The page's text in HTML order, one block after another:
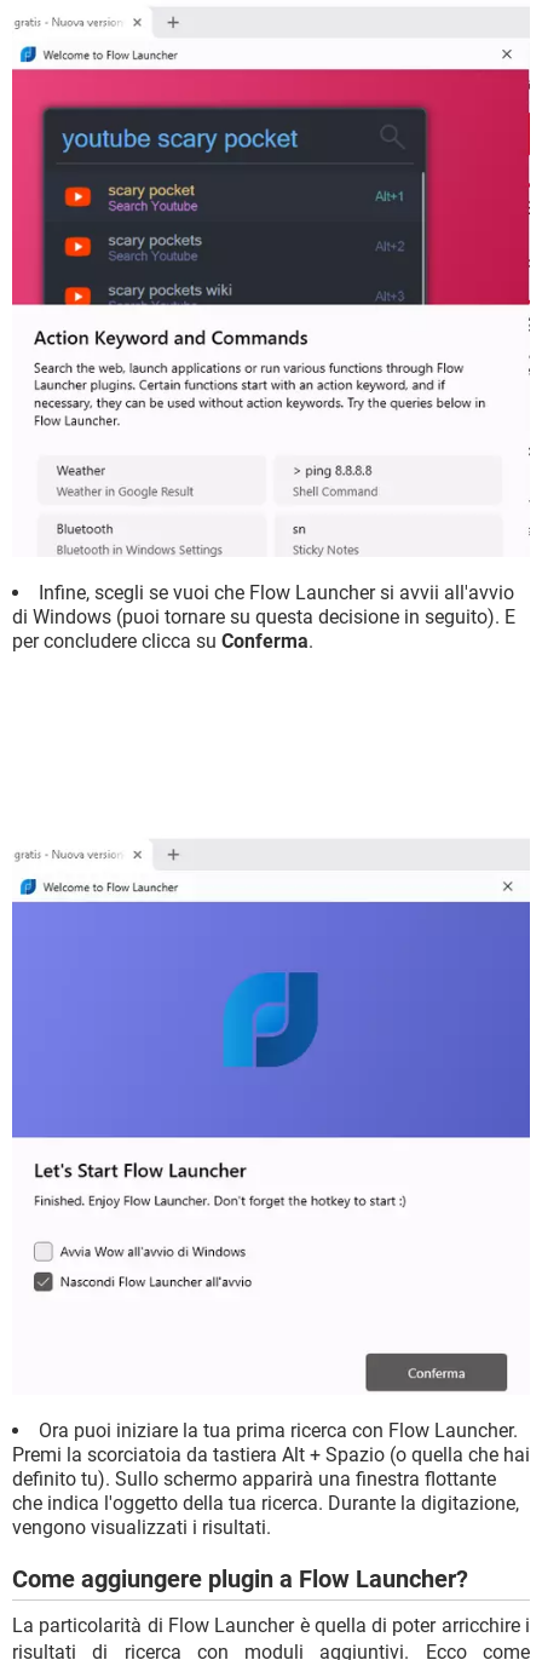
Infine, scegli se vuoi che Flow Launcher si avvii all'avvio
di Windows (puoi tornare su questa decisione in seguito). E
per concludere clicca su Conferma.
Ora puoi iniziare la tua prima ricerca con Flow Launcher.
Premi la scorciatoia da tastiera Alt + Spazio (o quella che hai
definito tu). Sullo schermo apparirà una finestra flottante
che indica l'oggetto della tua ricerca. Durante la digitazione,
vengono visualizzati i risultati.
Come aggiungere plugin a Flow Launcher?
La particolarità di Flow Launcher è quella di poter arricchire i
risultati di ricerca con moduli aggiuntivi. Ecco come